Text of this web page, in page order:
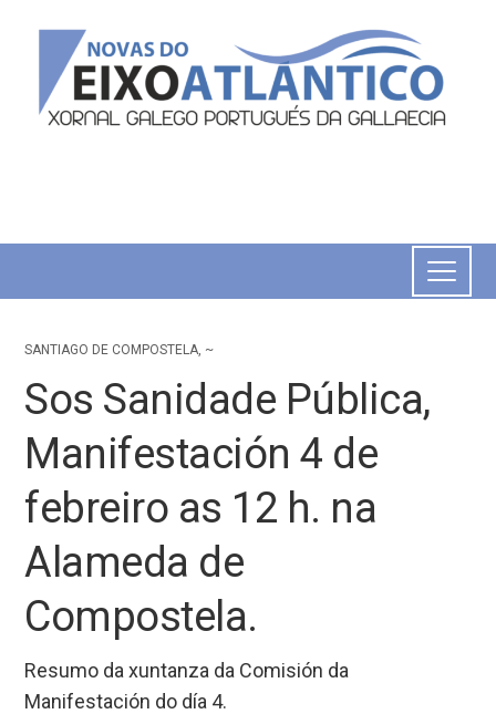
SANTIAGO DE COMPOSTELA, ~
Sos Sanidade Pública,
Manifestación 4 de
febreiro as 12 h. na
Alameda de
Compostela.
Resumo da xuntanza da Comisión da
Manifestación do día 4.